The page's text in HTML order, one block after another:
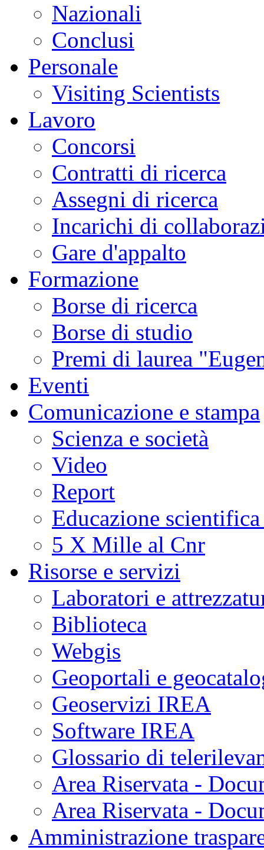
Nazionali
Conclusi
Personale
Visiting Scientists
Lavoro
Concorsi
Contratti di ricerca
Assegni di ricerca
Incarichi di
Gare d'appalto
Formazione
Borse di ricerca
Borse di studio
Premi di laurea
Eventi
Comunicazione e stampa
Scienza e società
Video
Report
Educazione
5 X Mille al Cnr
Risorse e servizi
Laboratori e
Biblioteca
Webgis
Geoportali e
Geoservizi IREA
Software IREA
Glossario di
Area Riservata -
Area Riservata -
Amministrazione